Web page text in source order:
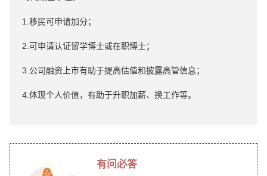
1.移民可申请加分；
2.可申请认证留学博士或在职博士；
3.公司融资上市有助于提高估值和披露高管信息；
4.体现个人价值，有助于升职加薪、换工作等。
有问必答